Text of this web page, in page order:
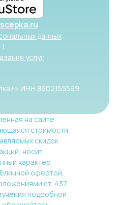
данных
|
услуг
ИНН 8602155599
на сайте
стоимости
скидок
носит
характер
офертой,
ст. 437
подробной